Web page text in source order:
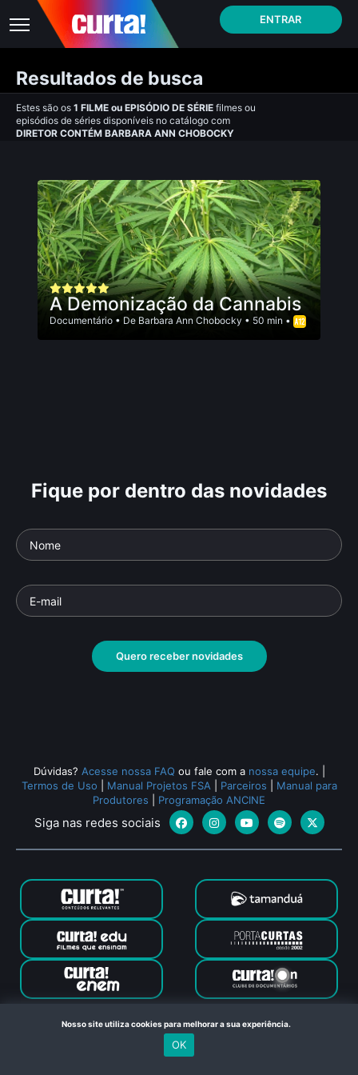
ENTRAR
Resultados de busca
Estes são os 1 FILME ou EPISÓDIO DE SÉRIE filmes ou
episódios de séries disponíveis no catálogo com
DIRETOR CONTÉM BARBARA ANN CHOBOCKY
A Demonização da Cannabis
Documentário • De Barbara Ann Chobocky • 50 min •
Fique por dentro das novidades
Quero receber novidades
Dúvidas? Acesse nossa FAQ ou fale com a nossa equipe.
Termos de Uso
Manual Projetos FSA Parceiros
Manual para
Produtores
Programação ANCINE
Siga nas redes sociais
Canal Curta © 2024. Todos os direitos reservados. Feito com
no Rio de Janeiro
Nosso site utiliza cookies para melhorar a sua experiência.
OK